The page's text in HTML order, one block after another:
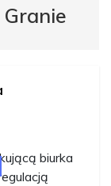
biurka